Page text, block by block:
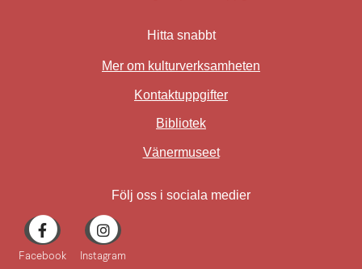
Hitta snabbt
Mer om kulturverksamheten
Kontaktuppgifter
Bibliotek
VänermuseetLänk till annan
Följ oss i sociala medier
Facebook Instagram